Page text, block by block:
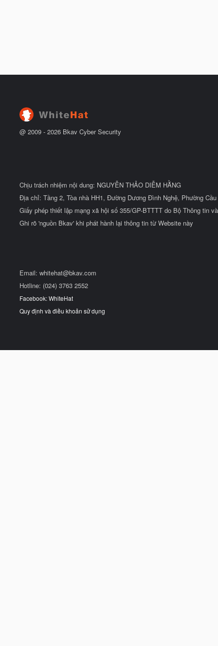
@ 2009 - 2026 Bkav Cyber Security
Chịu trách nhiệm nội dung: NGUYỄN THẢO DIỄM HẰNG
Địa chỉ: Tầng 2, Tòa nhà HH1, Đường Dương Đình Nghệ, Phường
Giấy phép thiết lập mạng xã hội số 355/GP-BTTTT do Bộ Thông tin
Ghi rõ 'nguồn Bkav' khi phát hành lại thông tin từ Website này
Email: whitehat@bkav.com
Hotline: (024) 3763 2552
Facebook: WhiteHat
Quy định và điều khoản sử dụng